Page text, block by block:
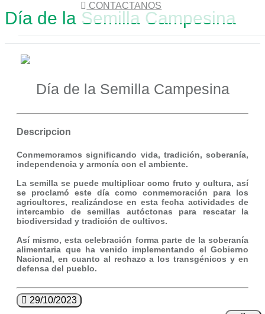
CONTACTANOS
Día de la Semilla Campesina
Día de la Semilla Campesina
Descripcion
Conmemoramos significando vida, tradición, soberanía,
independencia y armonía con el ambiente.
La semilla se puede multiplicar como fruto y cultura, así
se proclamó este día como conmemoración para los
agricultores, realizándose en esta fecha actividades de
intercambio de semillas autóctonas para rescatar la
biodiversidad y tradición de cultivos.
Así mismo, esta celebración forma parte de la soberanía
alimentaria que ha venido implementando el Gobierno
Nacional, en cuanto al rechazo a los transgénicos y en
defensa del pueblo.
29/10/2023